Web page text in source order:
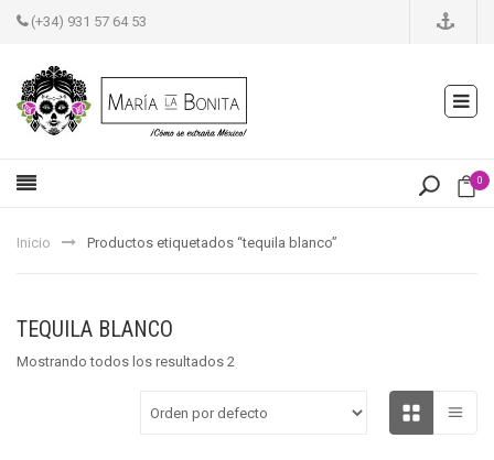
(+34) 931 57 64 53
0
Inicio Productos etiquetados “tequila blanco”
TEQUILA BLANCO
Mostrando todos los resultados 2